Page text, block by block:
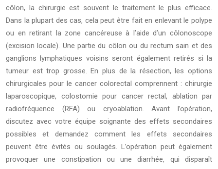
côlon, la chirurgie est souvent le traitement le plus efficace.
Dans la plupart des cas, cela peut être fait en enlevant le polype
ou en retirant la zone cancéreuse à l’aide d’un côlonoscope
(excision locale). Une partie du côlon ou du rectum sain et des
ganglions lymphatiques voisins seront également retirés si la
tumeur est trop grosse. En plus de la résection, les options
chirurgicales pour le cancer colorectal comprennent : chirurgie
laparoscopique, colostomie pour cancer rectal, ablation par
radiofréquence (RFA) ou cryoablation. Avant l’opération,
discutez avec votre équipe soignante des effets secondaires
possibles et demandez comment les effets secondaires
peuvent être évités ou soulagés. L’opération peut également
provoquer une constipation ou une diarrhée, qui disparaît